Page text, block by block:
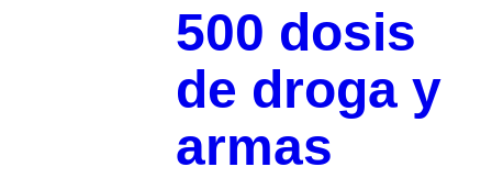
500 dosis
de droga y
armas